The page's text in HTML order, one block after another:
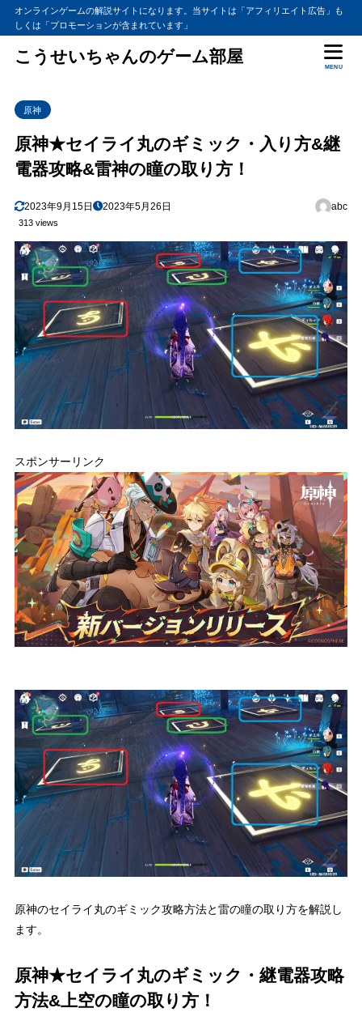
オンラインゲームの解説サイトになります。当サイトは「アフィリエイト広告」も
しくは「プロモーションが含まれています」
こうせいちゃんのゲーム部屋
MENU
原神
原神★セイライ丸のギミック・入り方&継
電器攻略&雷神の瞳の取り方！
2023年9月15日 2023年5月26日 abc
313 views
スポンサーリンク
原神のセイライ丸のギミック攻略方法と雷の瞳の取り方を解説し
ます。
原神★セイライ丸のギミック・継電器攻略
方法&上空の瞳の取り方！